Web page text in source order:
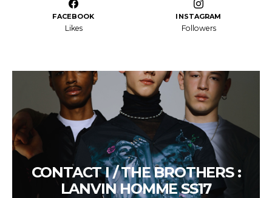
FACEBOOK
Likes
INSTAGRAM
Followers
CONTACT I / THE BROTHERS :
LANVIN HOMME SS17